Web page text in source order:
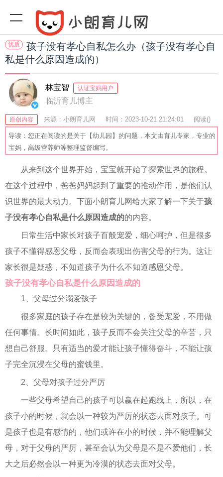
优质
孩子没有孝心自私怎么办（孩子没有孝心自
私是什么原因造成的）
林宝智 认证宝妈用户
临沂育儿博主
原创内容 来源：小朗育儿网 时间：2023-10-21 21:24:01 阅读()
收藏：51 分享：65 爆
导读：您正在阅读的是关于【幼儿园】的问题，本文由育儿专家，专业的
宝妈，高级营养师等整理监督编写。
从来到这个世界开始，宝宝就开始了探索世界的旅程。
在这个过程中，爸爸妈妈起到了重要的推动作用，是他们认
识世界的最大动力。下面小朗育儿网给大家了解一下关于孩
子没有孝心自私是什么原因造成的的内容。
日常生活中家长对孩子百般宠爱，细心呵护，但是很多
孩子不懂得感恩父母，反而会表现出伤害父母的行为。这让
家长很是疑惑，不知道孩子为什么不知道感恩父母。
孩子没有孝心自私是什么原因造成的
1、父母过分溺爱孩子
很多家庭的孩子存在是较为关键的，备受宠爱，不用做
任何事情。长时间如此，孩子反而不会关注父母的辛苦，只
想自己舒服。只有适当的爱才能让孩子懂得奋斗，不能让孩
子完全沉浸在父母的蜜饯里。
2、父母对孩子过分严厉
一些父母希望自己的孩子可以赢在起跑线上，所以，在
孩子小的时候，就会以一种较为严厉的状态去面对孩子。可
是孩子也是有感情的，他们或许在小的时候，并不能理解父
母，对于父母的严厉，甚至会认为父母是不是不爱他们，长
大之后必然会以一种更为冷漠的状态去面对父母。